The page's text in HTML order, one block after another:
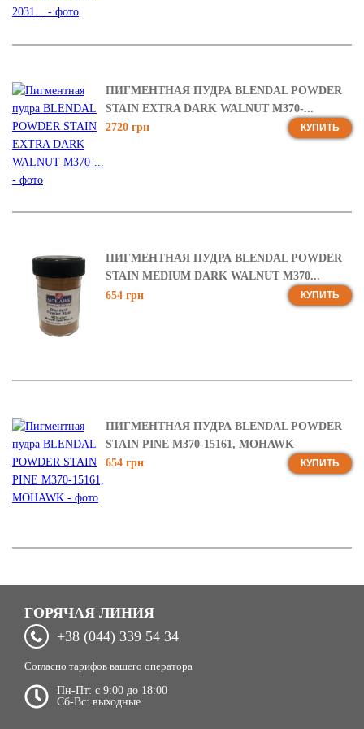
ПИГМЕНТНАЯ ПУДРА BLENDAL POWDER
STAIN EXTRA DARK WALNUT M370-...
2720 грн
КУПИТЬ
ПИГМЕНТНАЯ ПУДРА BLENDAL POWDER
STAIN MEDIUM DARK WALNUT M370...
654 грн
КУПИТЬ
ПИГМЕНТНАЯ ПУДРА BLENDAL POWDER
STAIN PINE M370-15161, MOHAWK
654 грн
КУПИТЬ
ГОРЯЧАЯ ЛИНИЯ
+38 (044) 339 54 34
Согласно тарифов вашего оператора
Пн-Пт: c 9:00 до 18:00
Сб-Вс: выходные